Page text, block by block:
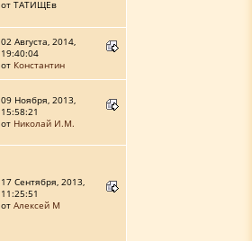
от ТАТИЩЕв
02 Августа, 2014,
19:40:04
от Константин
09 Ноября, 2013,
15:58:21
от Николай И.М.
17 Сентября, 2013,
11:25:51
от Алексей М